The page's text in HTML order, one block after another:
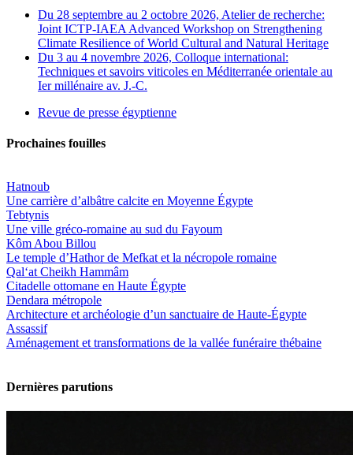
Du 28 septembre au 2 octobre 2026, Atelier de recherche:
Joint ICTP-IAEA Advanced Workshop on Strengthening
Climate Resilience of World Cultural and Natural Heritage
Du 3 au 4 novembre 2026, Colloque international:
Techniques et savoirs viticoles en Méditerranée orientale au
Ier millénaire av. J.-C.
Revue de presse égyptienne
Prochaines fouilles
Hatnoub
Une carrière d’albâtre calcite en Moyenne Égypte
Tebtynis
Une ville gréco-romaine au sud du Fayoum
Kôm Abou Billou
Le temple d’Hathor de Mefkat et la nécropole romaine
Qal‘at Cheikh Hammâm
Citadelle ottomane en Haute Égypte
Dendara métropole
Architecture et archéologie d’un sanctuaire de Haute-Égypte
Assassif
Aménagement et transformations de la vallée funéraire thébaine
Dernières parutions